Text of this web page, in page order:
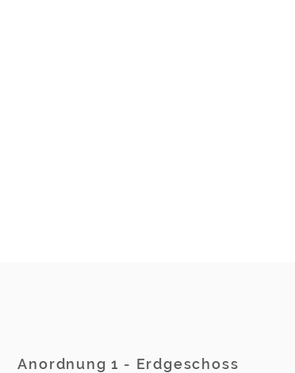
Anordnung 1 - Erdgeschoss